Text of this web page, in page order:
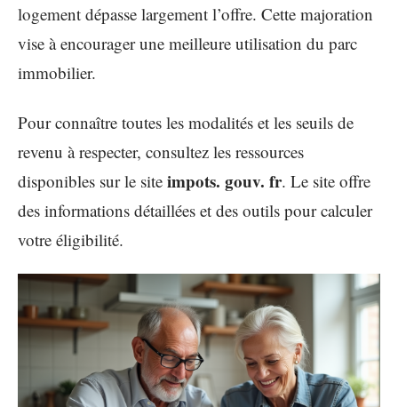
logement dépasse largement l’offre. Cette majoration
vise à encourager une meilleure utilisation du parc
immobilier.
Pour connaître toutes les modalités et les seuils de
revenu à respecter, consultez les ressources
disponibles sur le site impots. gouv. fr. Le site offre
des informations détaillées et des outils pour calculer
votre éligibilité.